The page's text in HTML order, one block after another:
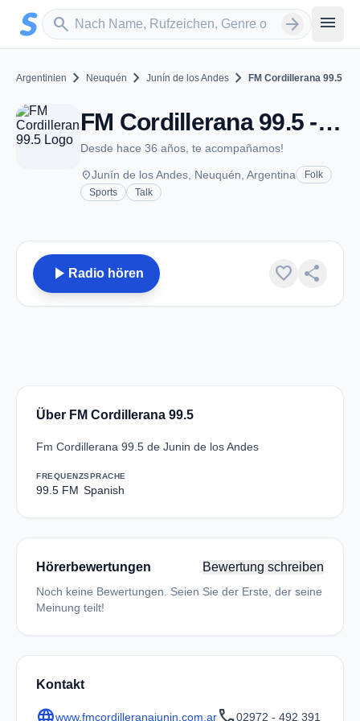
Zum Hauptinhalt springen
search
Sender suchen arrow_forward menu
Argentinien chevron_right Neuquén chevron_right Junín de los Andes chevron_right FM Cordillerana 99.5
FM Cordillerana 99.5 - FM 99.5 - Junín de los Andes
Desde hace 36 años, te acompañamos!
placeJunín de los Andes, Neuquén, Argentina
Folk
Sports
Talk
play_arrow Radio hören favorite share
Über FM Cordillerana 99.5
Fm Cordillerana 99.5 de Junin de los Andes
FREQUENZ
99.5 FM
SPRACHE
Spanish
Hörerbewertungen Bewertung schreiben
Noch keine Bewertungen. Seien Sie der Erste, der seine
Meinung teilt!
Kontakt
www.fmcordilleranajunin.com.ar 02972 - 492 391